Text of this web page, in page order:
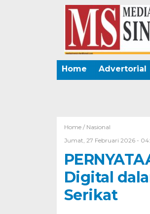
Home Advertorial
Home / Nasional
Jumat, 27 Februari 2026 -
Digital
Serikat